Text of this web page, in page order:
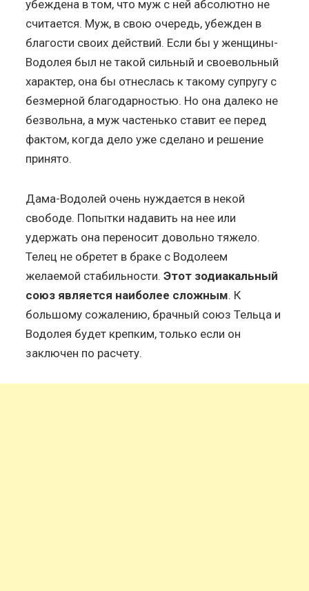
убеждена в том, что муж с ней абсолютно не
считается. Муж, в свою очередь, убежден в
благости своих действий. Если бы у женщины-
Водолея был не такой сильный и своевольный
характер, она бы отнеслась к такому супругу с
безмерной благодарностью. Но она далеко не
безвольна, а муж частенько ставит ее перед
фактом, когда дело уже сделано и решение
принято.
Дама-Водолей очень нуждается в некой
свободе. Попытки надавить на нее или
удержать она переносит довольно тяжело.
Телец не обретет в браке с Водолеем
желаемой стабильности.Этот зодиакальный
союз является наиболее сложным. К
большому сожалению, брачный союз Тельца и
Водолея будет крепким, только если он
заключен по расчету.